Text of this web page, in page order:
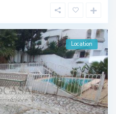
Location